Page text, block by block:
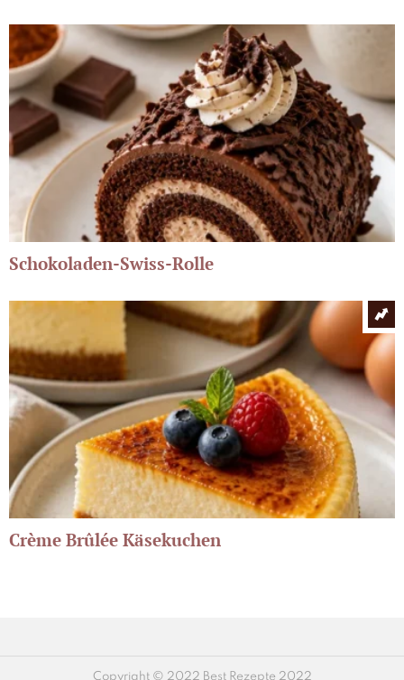
Schokoladen-Swiss-Rolle
Crème Brûlée Käsekuchen
Copyright © 2022 Best Rezepte 2022